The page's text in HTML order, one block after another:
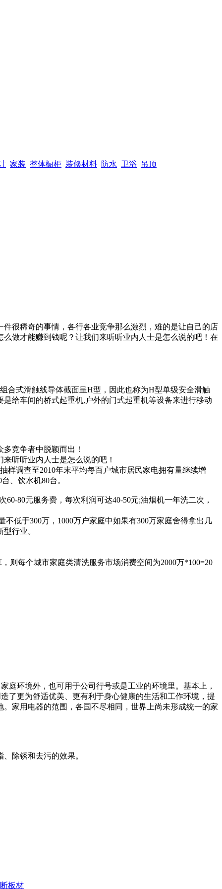
家装 整体橱柜 装修材料 防水 卫浴 吊顶
很稀奇的事情，各行各业竞争那么激烈，难的是让自己的店
做才能赚到钱呢？让我们来听听业内人士是怎么说的吧！在
合式滑触线导体截面呈H型，因此也称为H型单级安全滑触
给车间的桥式起重机,户外的门式起重机等设备来进行移动
竞争者中脱颖而出！
听听业内人士是怎么说的吧！
样调查至2010年末平均每百户城市居民家电拥有量继续增
、饮水机80台。
80元服务费，每次利润可达40-50元;油烟机一年洗二次，
低于300万，1000万户家庭中如果有300万家庭舍得拿出几
行业。
则每个城市家庭类清洗服务市场消费空间为2000万*100=20
庭环境外，也可用于公司行号或是工业的环境里。基本上，
了更为舒适优美、更有利于身心健康的生活和工作环境，提
家用电器的范围，各国不尽相同，世界上尚未形成统一的家
除锈和去污的效果。
板材